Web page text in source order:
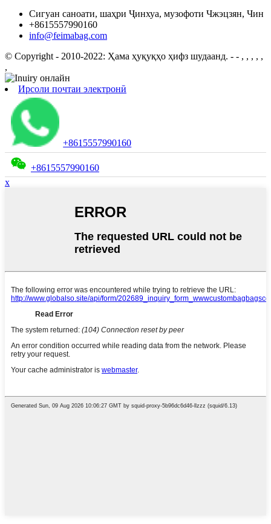
Сигуан саноати, шаҳри Ҷинхуа, музофоти Чжэцзян, Чин
+8615557990160
info@feimabag.com
© Copyright - 2010-2022: Ҳама ҳуқуқҳо ҳифз шудаанд. - - , , , , ,
,
Ирсоли почтаи электронӣ
+8615557990160
+8615557990160
x